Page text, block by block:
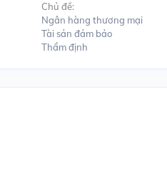
Chủ đề:
Ngân hàng thương mại
Tài sản đảm bảo
Thẩm định